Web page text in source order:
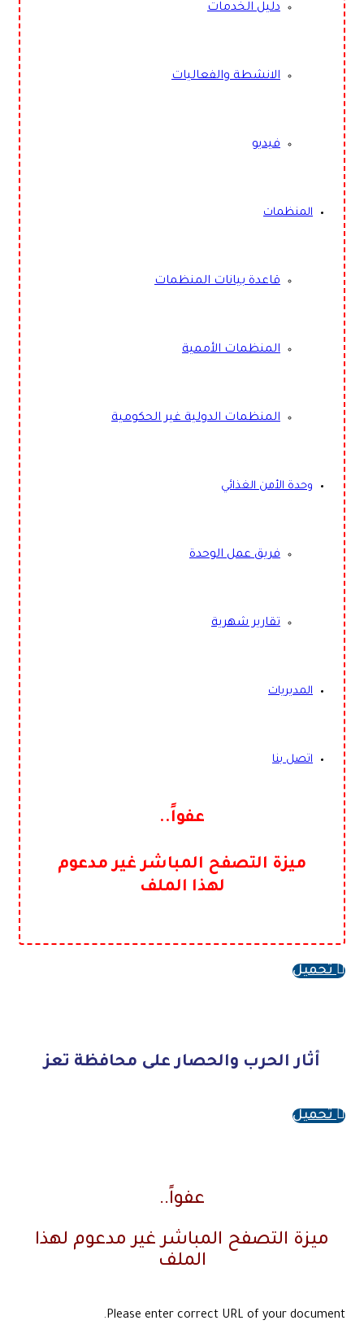
دليل الخدمات
الانشطة والفعاليات
فيديو
المنظمات
قاعدة بيانات المنظمات
المنظمات الأممية
المنظمات الدولية غير الحكومية
وحدة الأمن الغذائي
فريق عمل الوحدة
تقارير شهرية
المديريات
اتصل بنا
عفواً..
ميزة التصفح المباشر غير مدعوم
لهذا الملف
تحميل
أثار الحرب والحصار على محافظة تعز
تحميل
عفواً..
ميزة التصفح المباشر غير مدعوم لهذا
الملف
Please enter correct URL of your document.